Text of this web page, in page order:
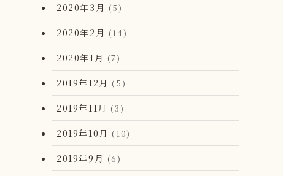
2020年3月 (5)
2020年2月 (14)
2020年1月 (7)
2019年12月 (5)
2019年11月 (3)
2019年10月 (10)
2019年9月 (6)